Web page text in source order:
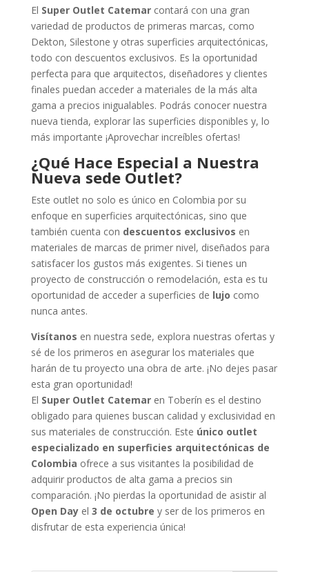
El Super Outlet Catemarcontará con una gran
variedad de productos de primeras marcas, como
Dekton, Silestone y otras superficies arquitectónicas,
todo con descuentos exclusivos. Es la oportunidad
perfecta para que arquitectos, diseñadores y clientes
finales puedan acceder a materiales de la más alta
gama a precios inigualables. Podrás conocer nuestra
nueva tienda, explorar las superficies disponibles y, lo
más importante ¡Aprovechar increíbles ofertas!
¿Qué Hace Especial a Nuestra
Nueva sede Outlet?
Este outlet no solo es único en Colombia por su
enfoque en superficies arquitectónicas, sino que
también cuenta con descuentos exclusivos en
materiales de marcas de primer nivel, diseñados para
satisfacer los gustos más exigentes. Si tienes un
proyecto de construcción o remodelación, esta es tu
oportunidad de acceder a superficies de lujo como
nunca antes.
Visítanos en nuestra sede, explora nuestras ofertas y
sé de los primeros en asegurar los materiales que
harán de tu proyecto una obra de arte. ¡No dejes pasar
esta gran oportunidad!
El Super Outlet Catemaren Toberín es el destino
obligado para quienes buscan calidad y exclusividad en
sus materiales de construcción. Este único outlet
especializado en superficies arquitectónicas de
Colombia ofrece a sus visitantes la posibilidad de
adquirir productos de alta gama a precios sin
comparación. ¡No pierdas la oportunidad de asistir al
Open Dayel 3 de octubre y ser de los primeros en
disfrutar de esta experiencia única!